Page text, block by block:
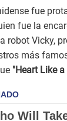
fue
fue la
robot Vicky,
más
"Heart Like a